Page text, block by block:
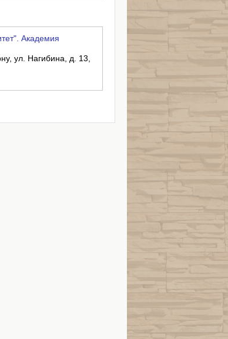
Академия
ул. Нагибина, д. 13,